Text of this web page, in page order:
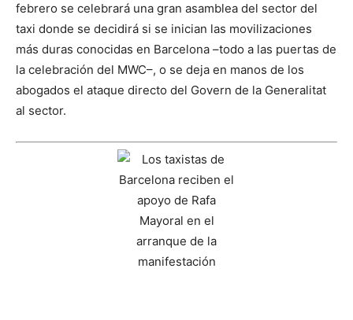
febrero se celebrará una gran asamblea del sector del
taxi donde se decidirá si se inician las movilizaciones
más duras conocidas en Barcelona –todo a las puertas de
la celebración del MWC–, o se deja en manos de los
abogados el ataque directo del Govern de la Generalitat
al sector.